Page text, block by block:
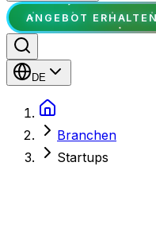
ANGEBOT
DE
Branchen
Startups